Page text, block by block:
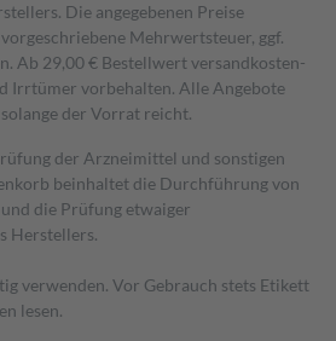
Die angegebenen Preise
Mehrwertsteuer, ggf.
Ab 29,00 € Bestell­wert versand­kosten­
Irrtümer vorbehalten. Alle Angebote
der Vorrat reicht.
der Arzneimittel und sonstigen
beinhaltet die Durchführung von
die Prüfung etwaiger
Herstellers.
verwenden. Vor Gebrauch stets Etikett
lesen.